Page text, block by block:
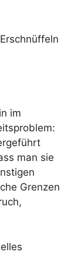
im
man sie
Grenzen